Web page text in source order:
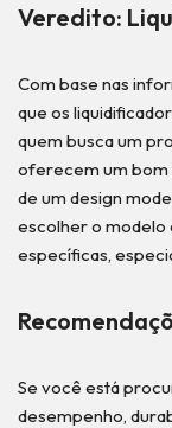
Veredito:
Com base nas
que os
quem busca um
oferecem um bom
de um design
escolher o modelo
específicas,
Se você está
desempenho,